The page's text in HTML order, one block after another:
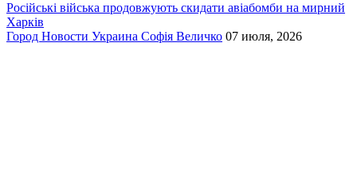
Російські війська продовжують скидати авіабомби на мирний
Харків
Город Новости Украина Софія Величко 07 июля, 2026